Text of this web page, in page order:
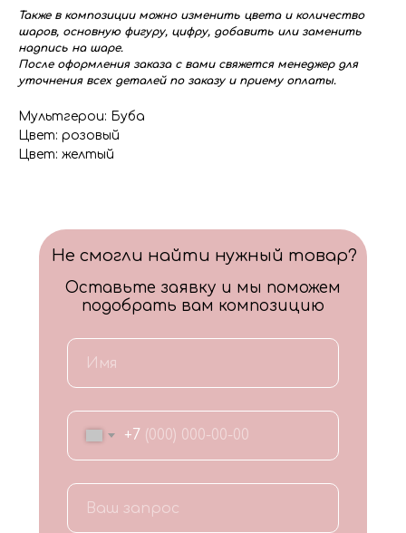
Также в композиции можно изменить цвета и количество
шаров, основную фигуру, цифру, добавить или заменить
надпись на шаре.
После оформления заказа с вами свяжется менеджер для
уточнения всех деталей по заказу и приему оплаты.
Мультгерои: Буба
Цвет: розовый
Цвет: желтый
+7
Не смогли найти нужный товар?
Оставьте заявку и мы поможем
подобрать вам композицию